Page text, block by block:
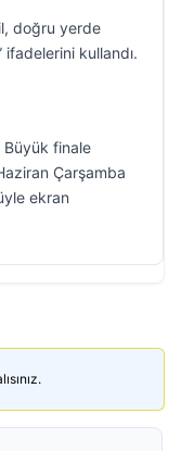
doğru yerde
kullandı.
Büyük finale
Çarşamba
ekran